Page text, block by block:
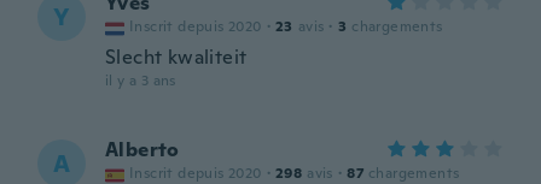
Y Inscrit depuis 2020 · 23 avis · 3 chargements
Slecht kwaliteit
il y a 3 ans
A Alberto
Inscrit depuis 2020 · 298 avis · 87 chargements